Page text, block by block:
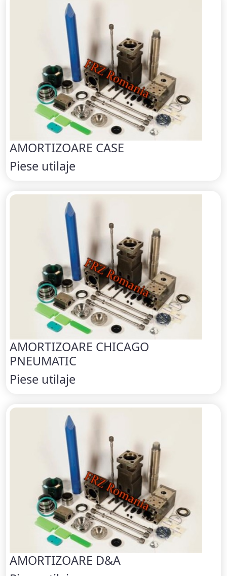
AMORTIZOARE CASE
Piese utilaje
AMORTIZOARE CHICAGO
PNEUMATIC
Piese utilaje
AMORTIZOARE D&A